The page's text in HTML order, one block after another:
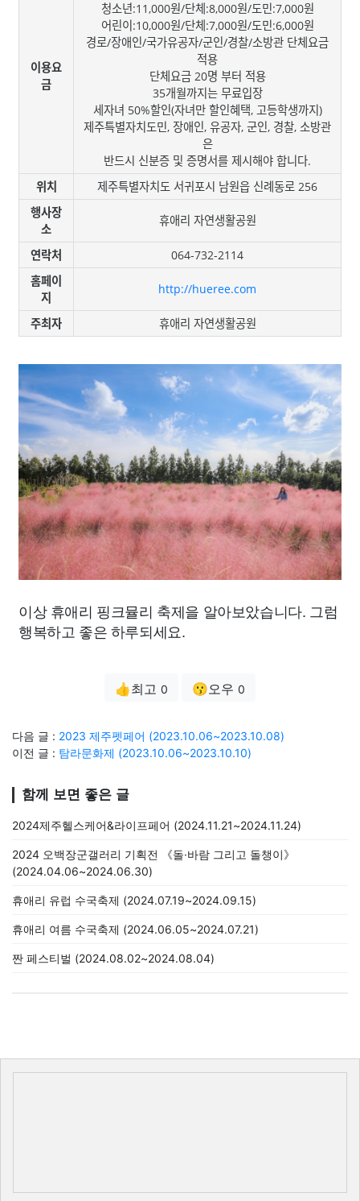
이용요
금
청소년:11,000원/단체:8,000원/도민:7,000원
어린이:10,000원/단체:7,000원/도민:6,000원
경로/장애인/국가유공자/군인/경찰/소방관 단체요금
적용
단체요금 20명 부터 적용
35개월까지는 무료입장
세자녀 50%할인(자녀만 할인혜택, 고등학생까지)
제주특별자치도민, 장애인, 유공자, 군인, 경찰, 소방관
은
반드시 신분증 및 증명서를 제시해야 합니다.
위치
제주특별자치도 서귀포시 남원읍 신례동로 256
행사장
소
휴애리 자연생활공원
연락처
064-732-2114
홈페이
지
http://hueree.com
주최자 휴애리 자연생활공원
이상 휴애리 핑크뮬리 축제을 알아보았습니다. 그럼
행복하고 좋은 하루되세요.
👍최고 0 😗오우 0
다음 글 : 2023 제주펫페어 (2023.10.06~2023.10.08)
이전 글 : 탐라문화제 (2023.10.06~2023.10.10)
함께 보면 좋은 글
2024제주헬스케어&라이프페어 (2024.11.21~2024.11.24)
2024 오백장군갤러리 기획전 《돌·바람 그리고 돌챙이》
(2024.04.06~2024.06.30)
휴애리 유럽 수국축제 (2024.07.19~2024.09.15)
휴애리 여름 수국축제 (2024.06.05~2024.07.21)
짠 페스티벌 (2024.08.02~2024.08.04)